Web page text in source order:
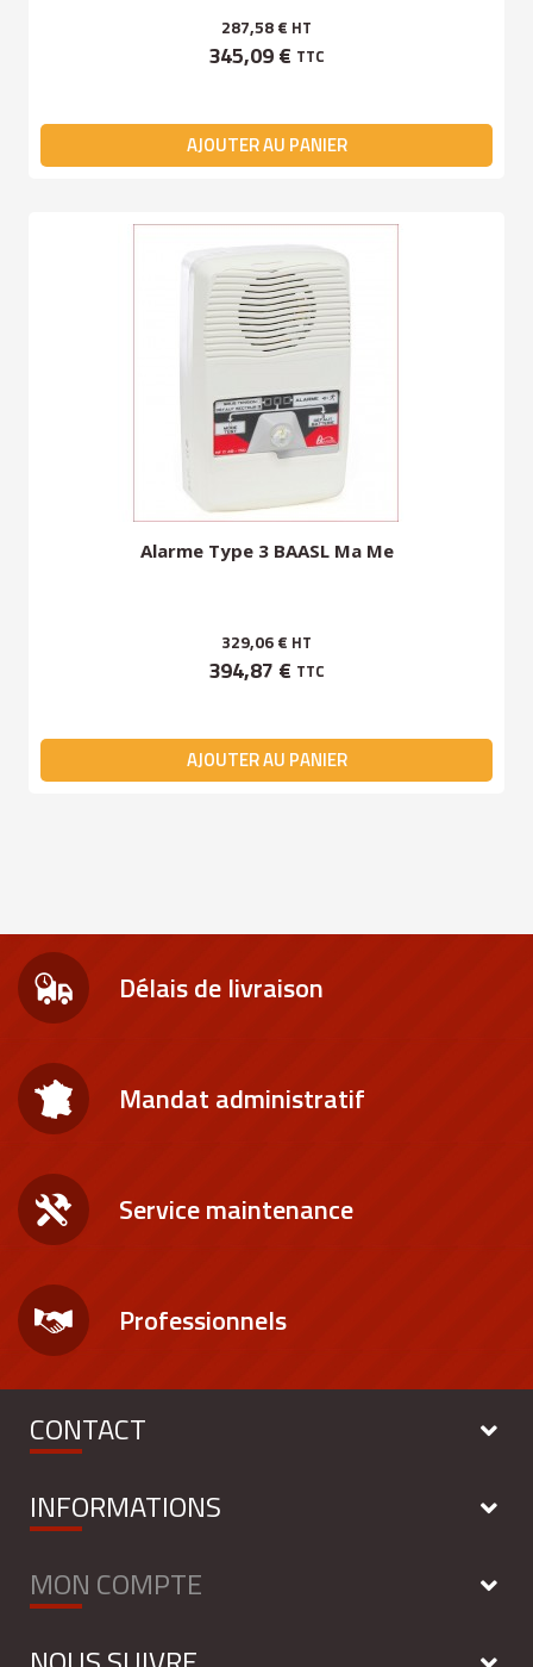
287,58 € HT
345,09 € TTC
AJOUTER AU PANIER
Alarme Type 3 BAASL Ma Me
329,06 € HT
394,87 € TTC
AJOUTER AU PANIER
Délais de livraison
Mandat administratif
Service maintenance
Professionnels
CONTACT
INFORMATIONS
MON COMPTE